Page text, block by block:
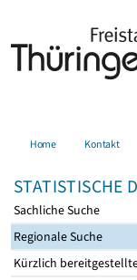
Home Kontakt
STATISTISCHE
Sachliche Suche
Regionale Suche
Kürzlich